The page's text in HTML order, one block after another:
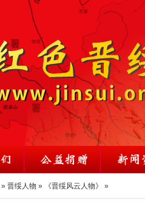
» 晋绥人物 » 《晋绥风云人物》 »